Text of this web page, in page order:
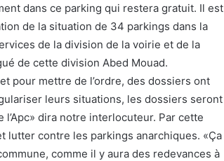
dans ce parking qui restera gratuit. Il est
de la situation de 34 parkings dans la
de la division de la voirie et de la
de cette division Abed Mouad.
pour mettre de l’ordre, des dossiers ont
leurs situations, les dossiers seront
dira notre interlocuteur. Par cette
lutter contre les parkings anarchiques. «Ça
comme il y aura des redevances à